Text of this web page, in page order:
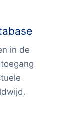
in de